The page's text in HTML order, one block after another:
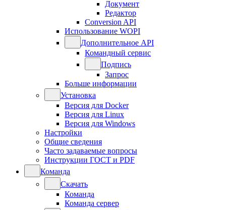
Документ
Редактор
Conversion API
Использование WOPI
Дополнительное API
Командный сервис
Подпись
Запрос
Больше информации
Установка
Версия для Docker
Версия для Linux
Версия для Windows
Настройки
Общие сведения
Часто задаваемые вопросы
Инструкции ГОСТ и PDF
Команда
Скачать
Команда
Команда сервер